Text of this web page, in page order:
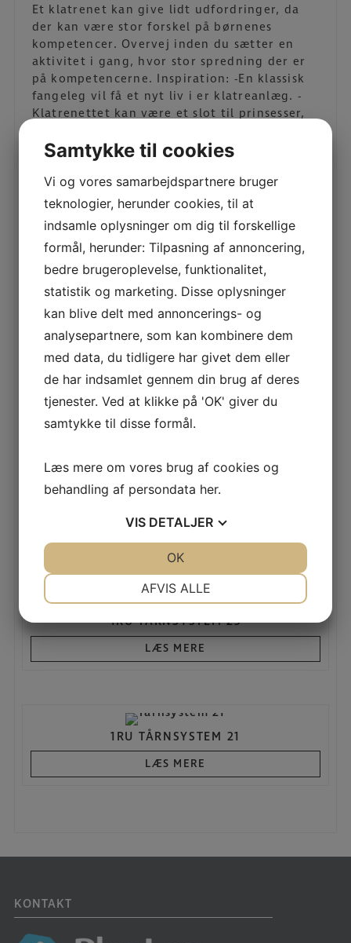
Et klatrenet kan give lidt udfordringer, da
der kan være stor forskel på børnenes
kompetencer. Overvej inden du sætter en
aktivitet i gang, hvor stor spredning der er
på kompetencerne. Inspiration: -En klassisk
fangeleg vil få et nyt liv i er klatreanlæg. -
Klatrenettet kan være et slot til prinsesser,
skib. En kommandoleg hvor der er en
kaptajn der bestemmer hvad alle
matrosserne skal. Eks. op i masten, skibet
vipper, ned i kabyssen osv.
PDF PDF
Beskrivelse Yderligere information
BESKRIVELSE
Kun det første produkt med grå stolper er lavet i
100% genbrugsmaterialer. Læs mere i vedhæftet
produktkort.
RELATEREDE VARER
1RU MINISYSTEM 20
1RU TÅRNSYSTEM 23
LÆS MERE
1RU TÅRNSYSTEM 21
LÆS MERE
KONTAKT
Samtykke til cookies
Vi og vores samarbejdspartnere bruger
teknologier, herunder cookies, til at
indsamle oplysninger om dig til forskellige
formål, herunder: Tilpasning af annoncering,
bedre brugeroplevelse, funktionalitet,
statistik og marketing. Disse oplysninger
kan blive delt med annoncerings- og
analysepartnere, som kan kombinere dem
med data, du tidligere har givet dem eller
de har indsamlet gennem din brug af deres
tjenester. Ved at klikke på 'OK' giver du
samtykke til disse formål.
Læs mere om vores brug af cookies og
behandling af persondata her.
VIS DETALJER
MARKETING STATISTIK
AFVIS ALLE
OK